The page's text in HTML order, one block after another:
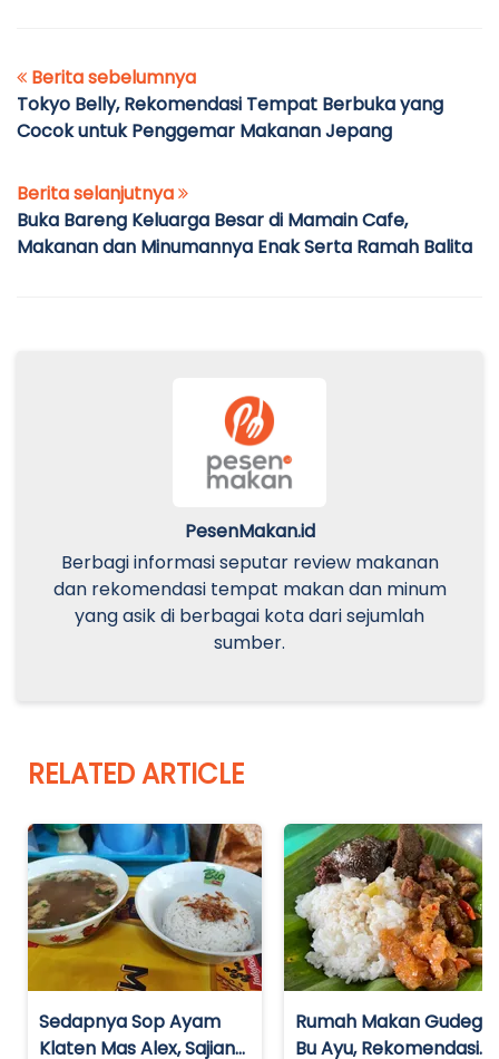
Berita sebelumnya
Tokyo Belly, Rekomendasi Tempat Berbuka yang
Cocok untuk Penggemar Makanan Jepang
Berita selanjutnya
Buka Bareng Keluarga Besar di Mamain Cafe,
Makanan dan Minumannya Enak Serta Ramah Balita
PesenMakan.id
Berbagi informasi seputar review makanan
dan rekomendasi tempat makan dan minum
yang asik di berbagai kota dari sejumlah
sumber.
RELATED ARTICLE
Sedapnya Sop Ayam
Klaten Mas Alex, Sajian
Rumah Makan Gudeg
Bu Ayu, Rekomendasi